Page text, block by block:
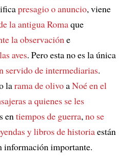
presagio o anuncio, viene
la antigua Romaque
la observación e
aves. Pero esta no es la única
servido de intermediarias.
larama de olivoaNoé en el
a quienes se les
en tiempos de guerra, no se
y libros de historiaestán
información importante.